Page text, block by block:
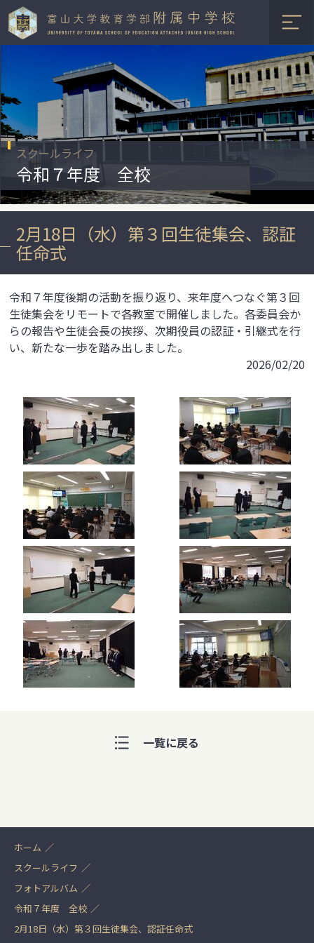
スクールライフ
令和７年度 全校
一覧に戻る
2月18日（水）第３回生徒集会、認証
任命式
令和７年度後期の活動を振り返り、来年度へつなぐ第３回
生徒集会をリモートで各教室で開催しました。各委員会か
らの報告や生徒会長の挨拶、次期役員の認証・引継式を行
い、新たな一歩を踏み出しました。
2026/02/20
ホーム
スクールライフ
フォトアルバム
令和７年度 全校
2月18日（水）第３回生徒集会、認証任命式